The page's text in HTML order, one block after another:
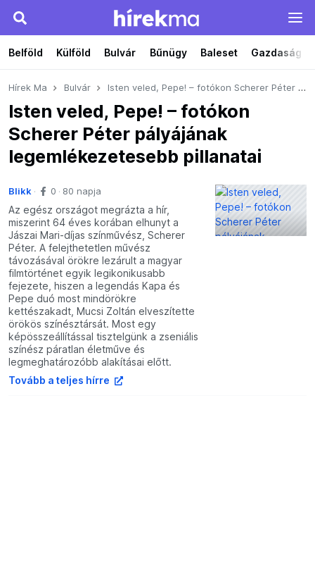
Belföld Külföld Bulvár Bűnügy Baleset Gazdaság
Hírek Ma Bulvár Isten veled, Pepe! – fotókon Scherer Péter pályájának legemlékezetesebb pillanatai
Isten veled, Pepe! – fotókon
Scherer Péter pályájának
legemlékezetesebb pillanatai
Blikk 0 80 napja
Az egész országot megrázta a hír,
miszerint 64 éves korában elhunyt a
Jászai Mari-díjas színművész, Scherer
Péter. A felejthetetlen művész
távozásával örökre lezárult a magyar
filmtörténet egyik legikonikusabb
fejezete, hiszen a legendás Kapa és
Pepe duó most mindörökre
kettészakadt, Mucsi Zoltán elveszítette
örökös színésztársát. Most egy
képösszeállítással tisztelgünk a zseniális
színész páratlan életműve és
legmeghatározóbb alakításai előtt.
Tovább a teljes hírre